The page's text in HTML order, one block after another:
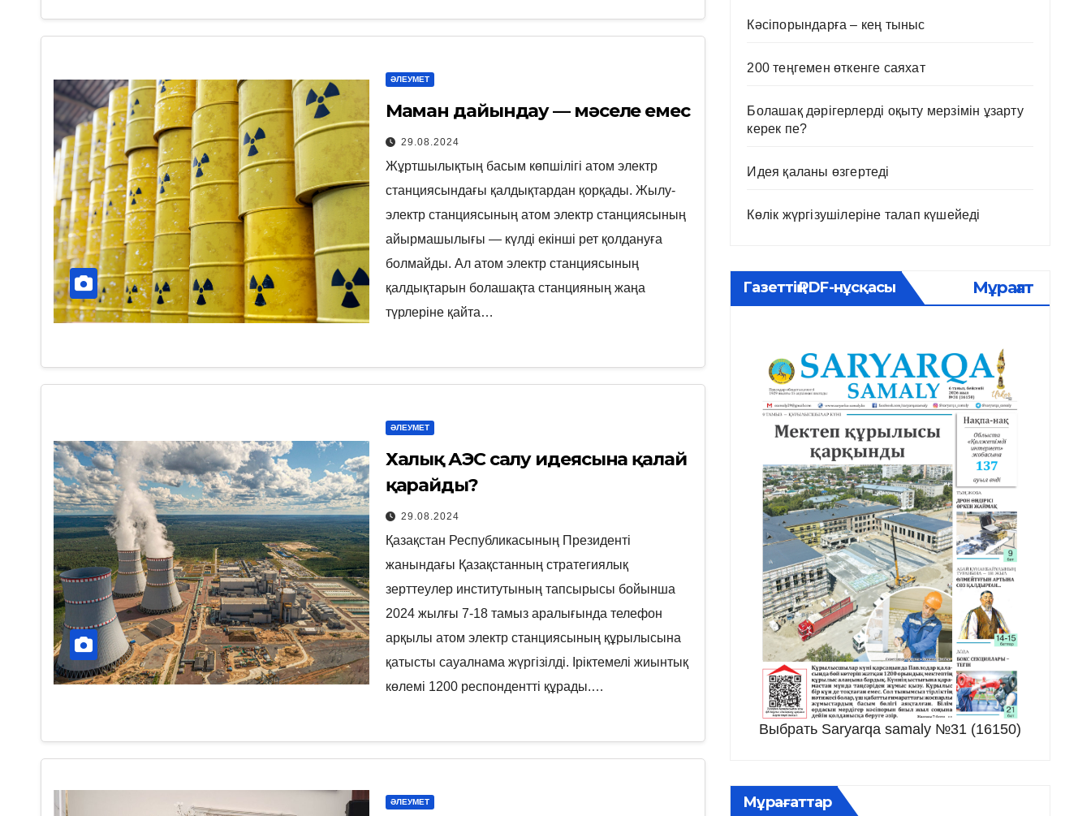
ӘЛЕУМЕТ
Маман дайындау — мәселе емес
29.08.2024
Жұртшылықтың басым көпшілігі атом электр
станциясындағы қалдықтардан қорқады. Жылу-
электр станциясының атом электр станциясының
айырмашылығы — күлді екінші рет қолдануға
болмайды. Ал атом электр станциясының
қалдықтарын болашақта станцияның жаңа
түрлеріне қайта…
ӘЛЕУМЕТ
Халық АЭС салу идеясына қалай
қарайды?
29.08.2024
Қазақстан Республикасының Президенті
жанындағы Қазақстанның стратегиялық
зерттеулер институтының тапсырысы бойынша
2024 жылғы 7-18 тамыз аралығында телефон
арқылы атом электр станциясының құрылысына
қатысты сауалнама жүргізілді. Іріктемелі жиынтық
көлемі 1200 респондентті құрады.…
ӘЛЕУМЕТ
Кәсіпорындарға – кең тыныс
200 теңгемен өткенге саяхат
Болашақ дәрігерлерді оқыту мерзімін ұзарту
керек пе?
Идея қаланы өзгертеді
Көлік жүргізушілеріне талап күшейеді
Газеттің PDF-нұсқасы Мұрағат
Выбрать Saryarqa samaly №31 (16150)
Мұрағаттар